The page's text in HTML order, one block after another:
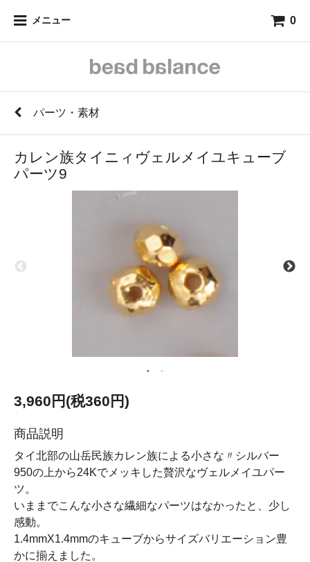
メニュー 0
パーツ・素材
カレン族タイニィヴェルメイユキューブ
パーツ9
3,960円(税360円)
商品説明
タイ北部の山岳民族カレン族による小さな〃シルバー
950の上から24Kでメッキした贅沢なヴェルメイユパー
ツ。
いままでこんな小さな繊細なパーツはなかったと、少し
感動。
1.4mmX1.4mmのキューブからサイズバリエーション豊
かに揃えました。